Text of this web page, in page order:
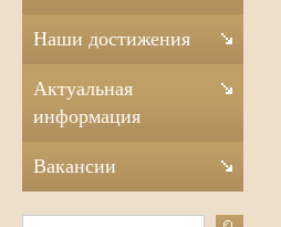
Наши достижения
Актуальная
информация
Вакансии